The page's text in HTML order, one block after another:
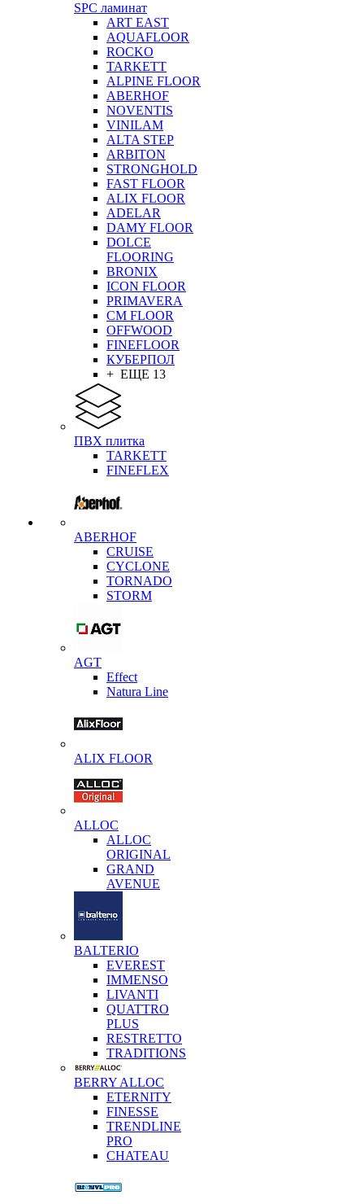
SPC ламинат
ART EAST
AQUAFLOOR
ROCKO
TARKETT
ALPINE FLOOR
ABERHOF
NOVENTIS
VINILAM
ALTA STEP
ARBITON
STRONGHOLD
FAST FLOOR
ALIX FLOOR
ADELAR
DAMY FLOOR
DOLCE
FLOORING
BRONIX
ICON FLOOR
PRIMAVERA
CM FLOOR
OFFWOOD
FINEFLOOR
КУБЕРПОЛ
+ ЕЩЕ 13
ПВХ плитка
TARKETT
FINEFLEX
ABERHOF
CRUISE
CYCLONE
TORNADO
STORM
AGT
Effect
Natura Line
ALIX FLOOR
ALLOC
ALLOC
ORIGINAL
GRAND
AVENUE
BALTERIO
EVEREST
IMMENSO
LIVANTI
QUATTRO
PLUS
RESTRETTO
TRADITIONS
BERRY ALLOC
ETERNITY
FINESSE
TRENDLINE
PRO
CHATEAU